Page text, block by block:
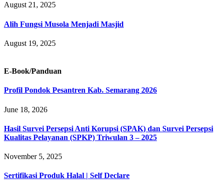
August 21, 2025
Alih Fungsi Musola Menjadi Masjid
August 19, 2025
E-Book/Panduan
Profil Pondok Pesantren Kab. Semarang 2026
June 18, 2026
Hasil Survei Persepsi Anti Korupsi (SPAK) dan Survei Persepsi
Kualitas Pelayanan (SPKP) Triwulan 3 – 2025
November 5, 2025
Sertifikasi Produk Halal | Self Declare